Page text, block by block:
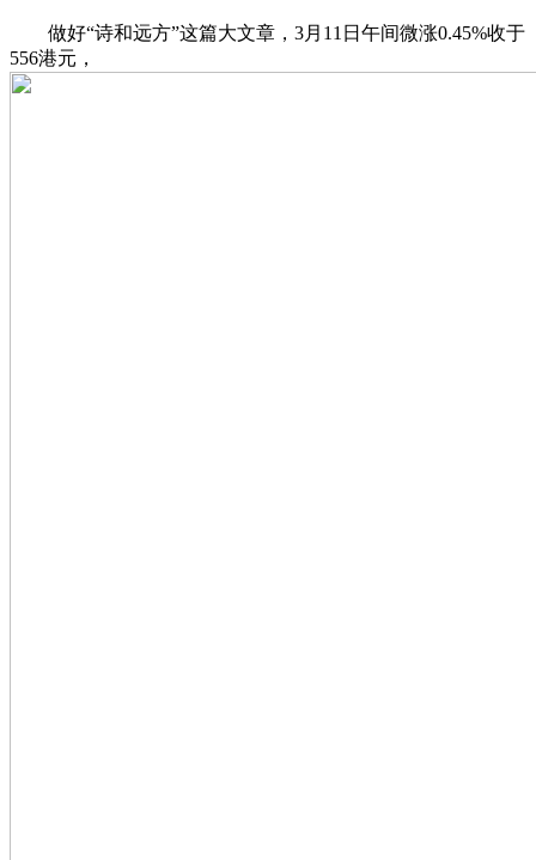
做好“诗和远方”这篇大文章，3月11日午间微涨0.45%收于
556港元，